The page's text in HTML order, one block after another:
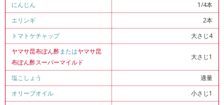
にんじん
1/4本
エリンギ
2本
トマトケチャップ
大さじ4
ヤマサ昆布ぽん酢またはヤマサ昆
布ぽん酢スーパーマイルド
大さじ1
塩こしょう
適量
オリーブオイル
小さじ1